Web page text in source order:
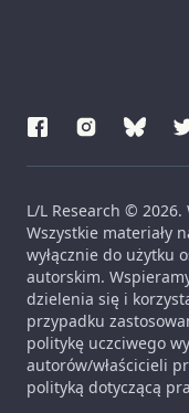
L/L Research ©
Wszystkie materiały
wyłącznie do użytku
autorskim.
dzielenia się i
przypadku
politykę uczciwego
autorów/właścicieli
polityką dotyczącą